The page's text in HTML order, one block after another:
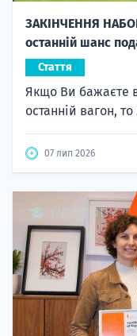
ЗАКІНЧЕННЯ
останній шанс
Стаття
Якщо Ви бажаєте
останній вагон,
07 лип 2026